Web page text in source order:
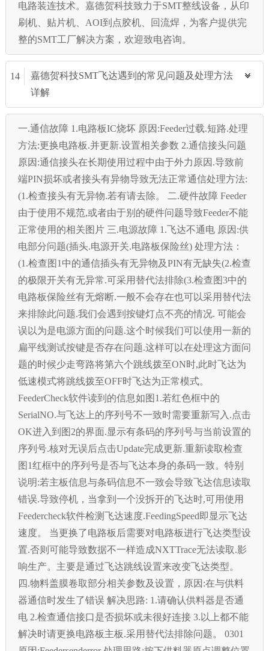
电路装连技术。嘉德贺科技致力于SMT整线设备，从印
刷机、贴片机、AOI到点胶机、回流焊，为客户提供完
整的SMT工厂解决方案，欢迎致电咨询。
14
嘉德贺科技SMT飞达遇到的常见问题及处理方法
详解
一.通信故障 1.电路板IC烧坏 原因:Feeder过载.短路.处理
方法:更换电路板.并更新.设置相关参数 2.通信接头问题
原因:通信接头在长期使用过程中由于外力原因.导致前
端PIN损坏或者接头有异物导致无法正常通信处理方法:
(1.检查接头有无异物.若有请去除。 二.硬件故障 Feeder
由于使用不规范,或者由于别的硬件问题导致Feeder不能
正常使用的相关图片 三.电源故障 1.飞达不通电 原因:供
电部分问题(插头.电源开关.电路板保险丝) 处理方法：
(1.检查图1中的通信插头有无异物及PIN有无缺失(2.检查
的极限开关有无异常.可采用替代法排除(3.检查图3中的
电路板保险丝有无熔断.一般不会存在也可以采用替代法
来排除此问题.我们会遇到按键灯点不亮的情况. 可能会
误以为是电源方面的问题.这个时候我们可以使用一新的
扁平线测试按键是否存在问题.这样可以在处理这方面问
题的时候少走弯路将第六个跳线拨至ON时,此时飞达为
低速模式将跳线拨至OFF时飞达为正常模式。
FeederCheck软件读到的信息如图1.若红色框中的
SerialNO.与飞达上的序列号不一致时需要重新写入.点击
OK进入到图2的界面.显示有条码的序列号与当前设置的
序列号.核对无误后点击Update完成更新.重新读取检查
图1红框中的序列号是否与飞达本身的条码一致。特别
说明:若主板信息与条码信息不一致会导致飞达信息读取
错误.导致停机，当拿到一个没拆开的飞达时,可用使用
Feedercheck软件检测飞达速度.FeedingSpeed即显示飞达
速度。 当更换了电路板后需要对电路板进行飞达类型设
置.否则可能导致数据不一样造成NXTTrace无法读取.影
响生产。主要是通过飞达跳线设置来改变飞达类型。
四.物料盖膜卷取部分相关参数及设置，原因:在与供料
器通信时发生了错误 解决思路: 1.请确认供料器是否通
电 2.检查通信接口是否损坏或未很好连接 3.以上都不能
解决时请更换电路板主板.采用替代法排除问题。 0301